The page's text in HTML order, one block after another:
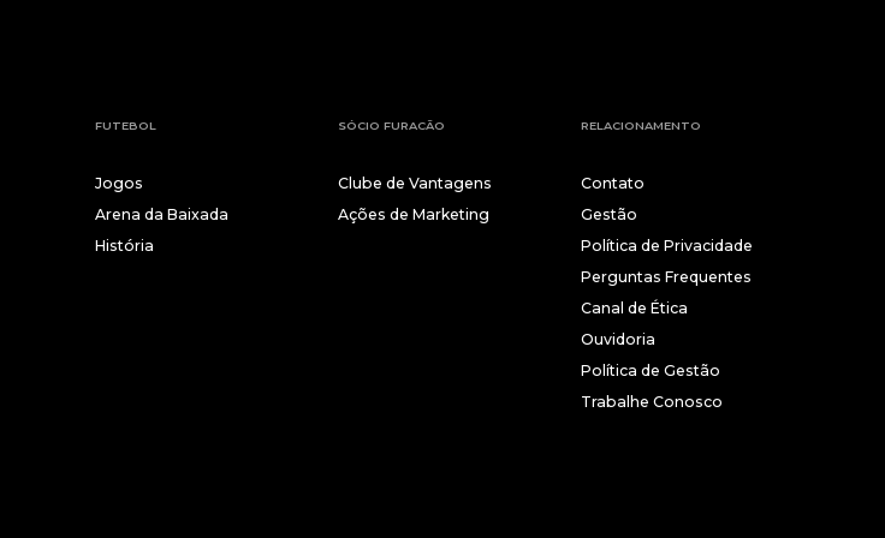
FUTEBOL
Jogos
Arena da Baixada
História
SÓCIO FURACÃO
Clube de Vantagens
Ações de Marketing
RELACIONAMENTO
Contato
Gestão
Política de Privacidade
Perguntas Frequentes
Canal de Ética
Ouvidoria
Política de Gestão
Trabalhe Conosco